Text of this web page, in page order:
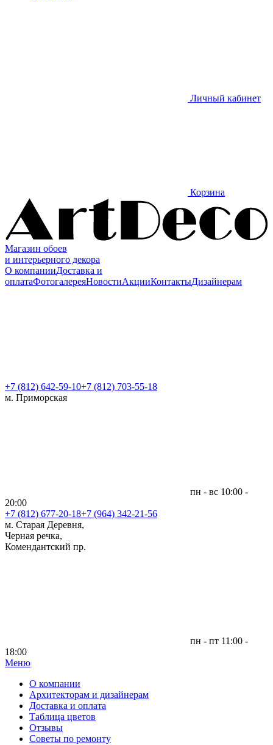
Личный кабинет
Корзина
Магазин обоев
и интерьерного декора
О компанииДоставка и
оплатаФотогалереяНовостиАкцииКонтактыДизайнерам
+7 (812) 642-59-10+7 (812) 703-55-18
м. Приморская
пн - вс 10:00 -
20:00
+7 (812) 677-20-18+7 (964) 342-21-56
м. Старая Деревня,
Черная речка,
Комендантский пр.
пн - пт 11:00 -
18:00
Меню|
О компании
Архитекторам и дизайнерам
Доставка и оплата
Таблица цветов
Отзывы
Советы по ремонту